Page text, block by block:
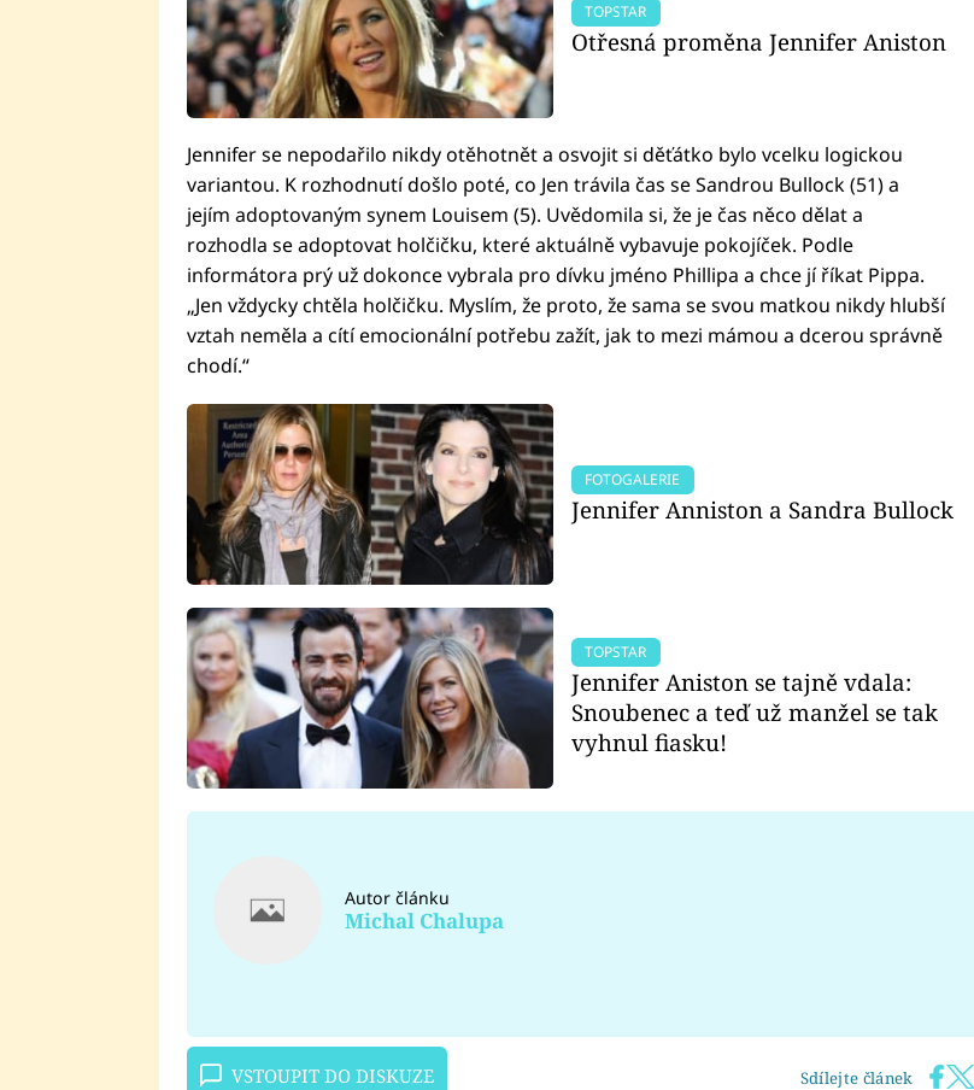
TOPSTAR
Otřesná proměna Jennifer Aniston
Jennifer se nepodařilo nikdy otěhotnět a osvojit si děťátko bylo vcelku logickou
variantou. K rozhodnutí došlo poté, co Jen trávila čas se Sandrou Bullock (51) a
jejím adoptovaným synem Louisem (5). Uvědomila si, že je čas něco dělat a
rozhodla se adoptovat holčičku, které aktuálně vybavuje pokojíček. Podle
informátora prý už dokonce vybrala pro dívku jméno Phillipa a chce jí říkat Pippa.
„Jen vždycky chtěla holčičku. Myslím, že proto, že sama se svou matkou nikdy hlubší
vztah neměla a cítí emocionální potřebu zažít, jak to mezi mámou a dcerou správně
chodí.“
FOTOGALERIE
Jennifer Anniston a Sandra Bullock
TOPSTAR
Jennifer Aniston se tajně vdala:
Snoubenec a teď už manžel se tak
vyhnul fiasku!
Autor článku
Michal Chalupa
VSTOUPIT DO DISKUZE Sdílejte článek